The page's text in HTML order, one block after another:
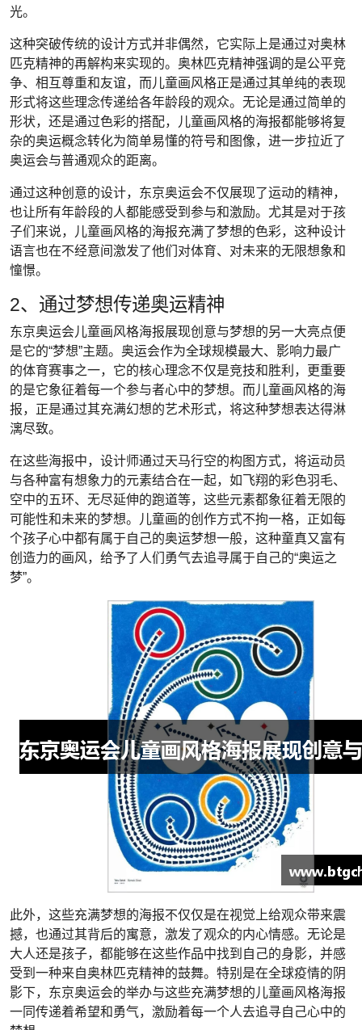
光。
这种突破传统的设计方式并非偶然，它实际上是通过对奥林
匹克精神的再解构来实现的。奥林匹克精神强调的是公平竞
争、相互尊重和友谊，而儿童画风格正是通过其单纯的表现
形式将这些理念传递给各年龄段的观众。无论是通过简单的
形状，还是通过色彩的搭配，儿童画风格的海报都能够将复
杂的奥运概念转化为简单易懂的符号和图像，进一步拉近了
奥运会与普通观众的距离。
通过这种创意的设计，东京奥运会不仅展现了运动的精神，
也让所有年龄段的人都能感受到参与和激励。尤其是对于孩
子们来说，儿童画风格的海报充满了梦想的色彩，这种设计
语言也在不经意间激发了他们对体育、对未来的无限想象和
憧憬。
2、通过梦想传递奥运精神
东京奥运会儿童画风格海报展现创意与梦想的另一大亮点便
是它的“梦想”主题。奥运会作为全球规模最大、影响力最广
的体育赛事之一，它的核心理念不仅是竞技和胜利，更重要
的是它象征着每一个参与者心中的梦想。而儿童画风格的海
报，正是通过其充满幻想的艺术形式，将这种梦想表达得淋
漓尽致。
在这些海报中，设计师通过天马行空的构图方式，将运动员
与各种富有想象力的元素结合在一起，如飞翔的彩色羽毛、
空中的五环、无尽延伸的跑道等，这些元素都象征着无限的
可能性和未来的梦想。儿童画的创作方式不拘一格，正如每
个孩子心中都有属于自己的奥运梦想一般，这种童真又富有
创造力的画风，给予了人们勇气去追寻属于自己的“奥运之
梦”。
此外，这些充满梦想的海报不仅仅是在视觉上给观众带来震
撼，也通过其背后的寓意，激发了观众的内心情感。无论是
大人还是孩子，都能够在这些作品中找到自己的身影，并感
受到一种来自奥林匹克精神的鼓舞。特别是在全球疫情的阴
影下，东京奥运会的举办与这些充满梦想的儿童画风格海报
一同传递着希望和勇气，激励着每一个人去追寻自己心中的